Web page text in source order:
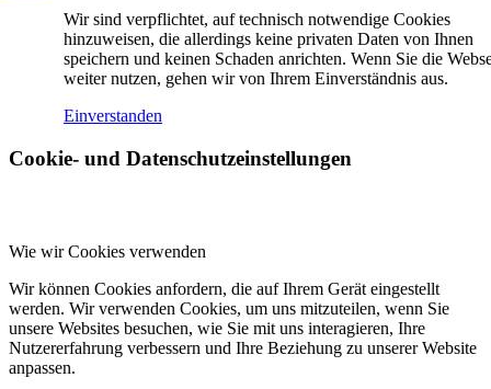
Wir sind verpflichtet, auf technisch notwendige Cookies
hinzuweisen, die allerdings keine privaten Daten von Ihnen
speichern und keinen Schaden anrichten. Wenn Sie die
weiter nutzen, gehen wir von Ihrem Einverständnis aus.
Einverstanden
Cookie- und Datenschutzeinstellungen
Wie wir Cookies verwenden
Wir können Cookies anfordern, die auf Ihrem Gerät eingestellt
werden. Wir verwenden Cookies, um uns mitzuteilen, wenn Sie
unsere Websites besuchen, wie Sie mit uns interagieren, Ihre
Nutzererfahrung verbessern und Ihre Beziehung zu unserer Website
anpassen.